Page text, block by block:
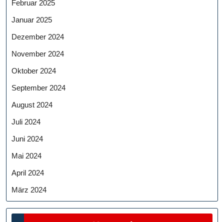
Februar 2025
Januar 2025
Dezember 2024
November 2024
Oktober 2024
September 2024
August 2024
Juli 2024
Juni 2024
Mai 2024
April 2024
März 2024